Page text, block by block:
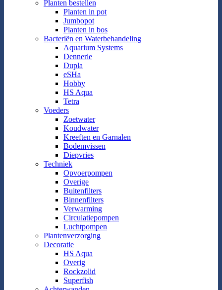
Planten bestellen
Planten in pot
Jumbopot
Planten in bos
Bacteriën en Waterbehandeling
Aquarium Systems
Dennerle
Dupla
eSHa
Hobby
HS Aqua
Tetra
Voeders
Zoetwater
Koudwater
Kreeften en Garnalen
Bodemvissen
Diepvries
Techniek
Opvoerpompen
Overige
Buitenfilters
Binnenfilters
Verwarming
Circulatiepompen
Luchtpompen
Plantenverzorging
Decoratie
HS Aqua
Overig
Rockzolid
Superfish